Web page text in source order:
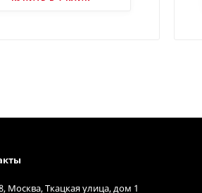
Москва, Ткацкая улица, дом 1